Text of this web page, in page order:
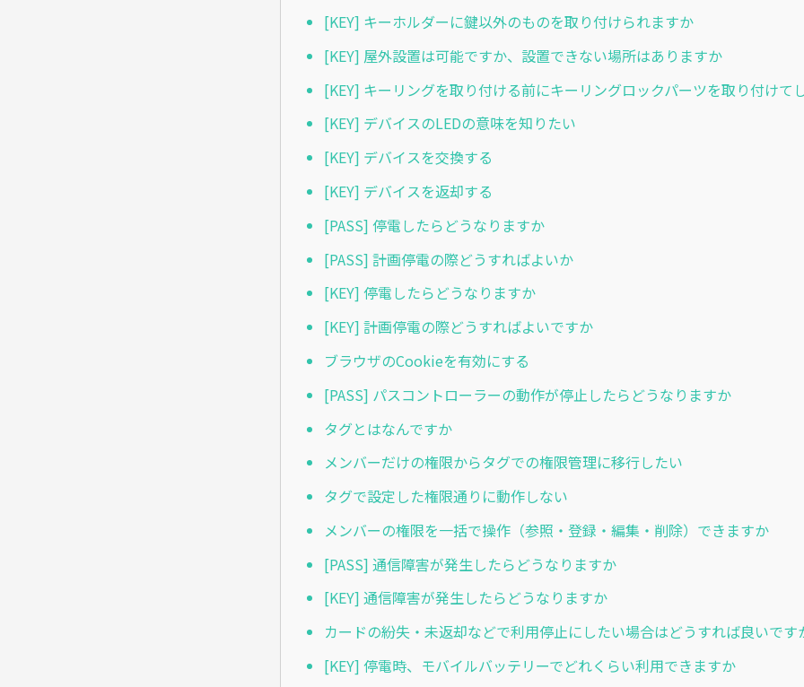
[KEY] キーホルダーに鍵以外のものを取り付けられますか
[KEY] 屋外設置は可能ですか、設置できない場所はありますか
[KEY] キーリングを取り付ける前にキーリングロックパーツを取り付けて
[KEY] デバイスのLEDの意味を知りたい
[KEY] デバイスを交換する
[KEY] デバイスを返却する
[PASS] 停電したらどうなりますか
[PASS] 計画停電の際どうすればよいか
[KEY] 停電したらどうなりますか
[KEY] 計画停電の際どうすればよいですか
ブラウザのCookieを有効にする
[PASS] パスコントローラーの動作が停止したらどうなりますか
タグとはなんですか
メンバーだけの権限からタグでの権限管理に移行したい
タグで設定した権限通りに動作しない
メンバーの権限を一括で操作（参照・登録・編集・削除）できますか
[PASS] 通信障害が発生したらどうなりますか
[KEY] 通信障害が発生したらどうなりますか
カードの紛失・未返却などで利用停止にしたい場合はどうすれば良いです
[KEY] 停電時、モバイルバッテリーでどれくらい利用できますか